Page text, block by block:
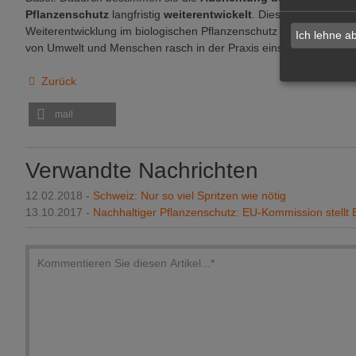
Pflanzenschutz langfristig weiterentwickelt . Dies ist ganz im
Weiterentwicklung im biologischen Pflanzenschutz angewiesen
von Umwelt und Menschen rasch in der Praxis einsetzen.
Zurück
mail
Verwandte Nachrichten
12.02.2018 - Schweiz: Nur so viel Spritzen wie nötig
13.10.2017 - Nachhaltiger Pflanzenschutz: EU-Kommission stellt
Ich lehne